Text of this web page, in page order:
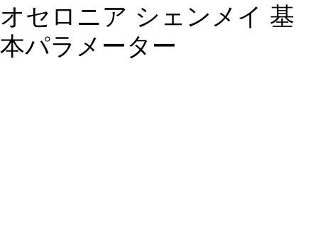
オセロニア シェンメイ 基
本パラメーター